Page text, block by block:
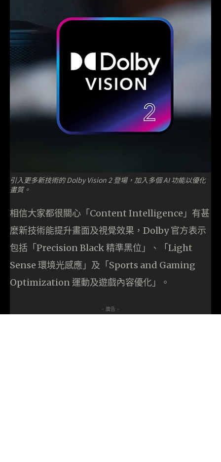
引入更多新技術的 Dolby Vision 2 登場，加入多個 AI 功能以優化
畫質。
相信大家都很關心「Content Intelligence」有甚
麼新技術能提升畫面及視覺效果，Dolby 官方表示
包括「Precision Black 精準黑位」、「Light
Sense 環境光感應」及「Sports and Gaming
Optimization 運動及遊戲內容優化」。
- 廣告 -